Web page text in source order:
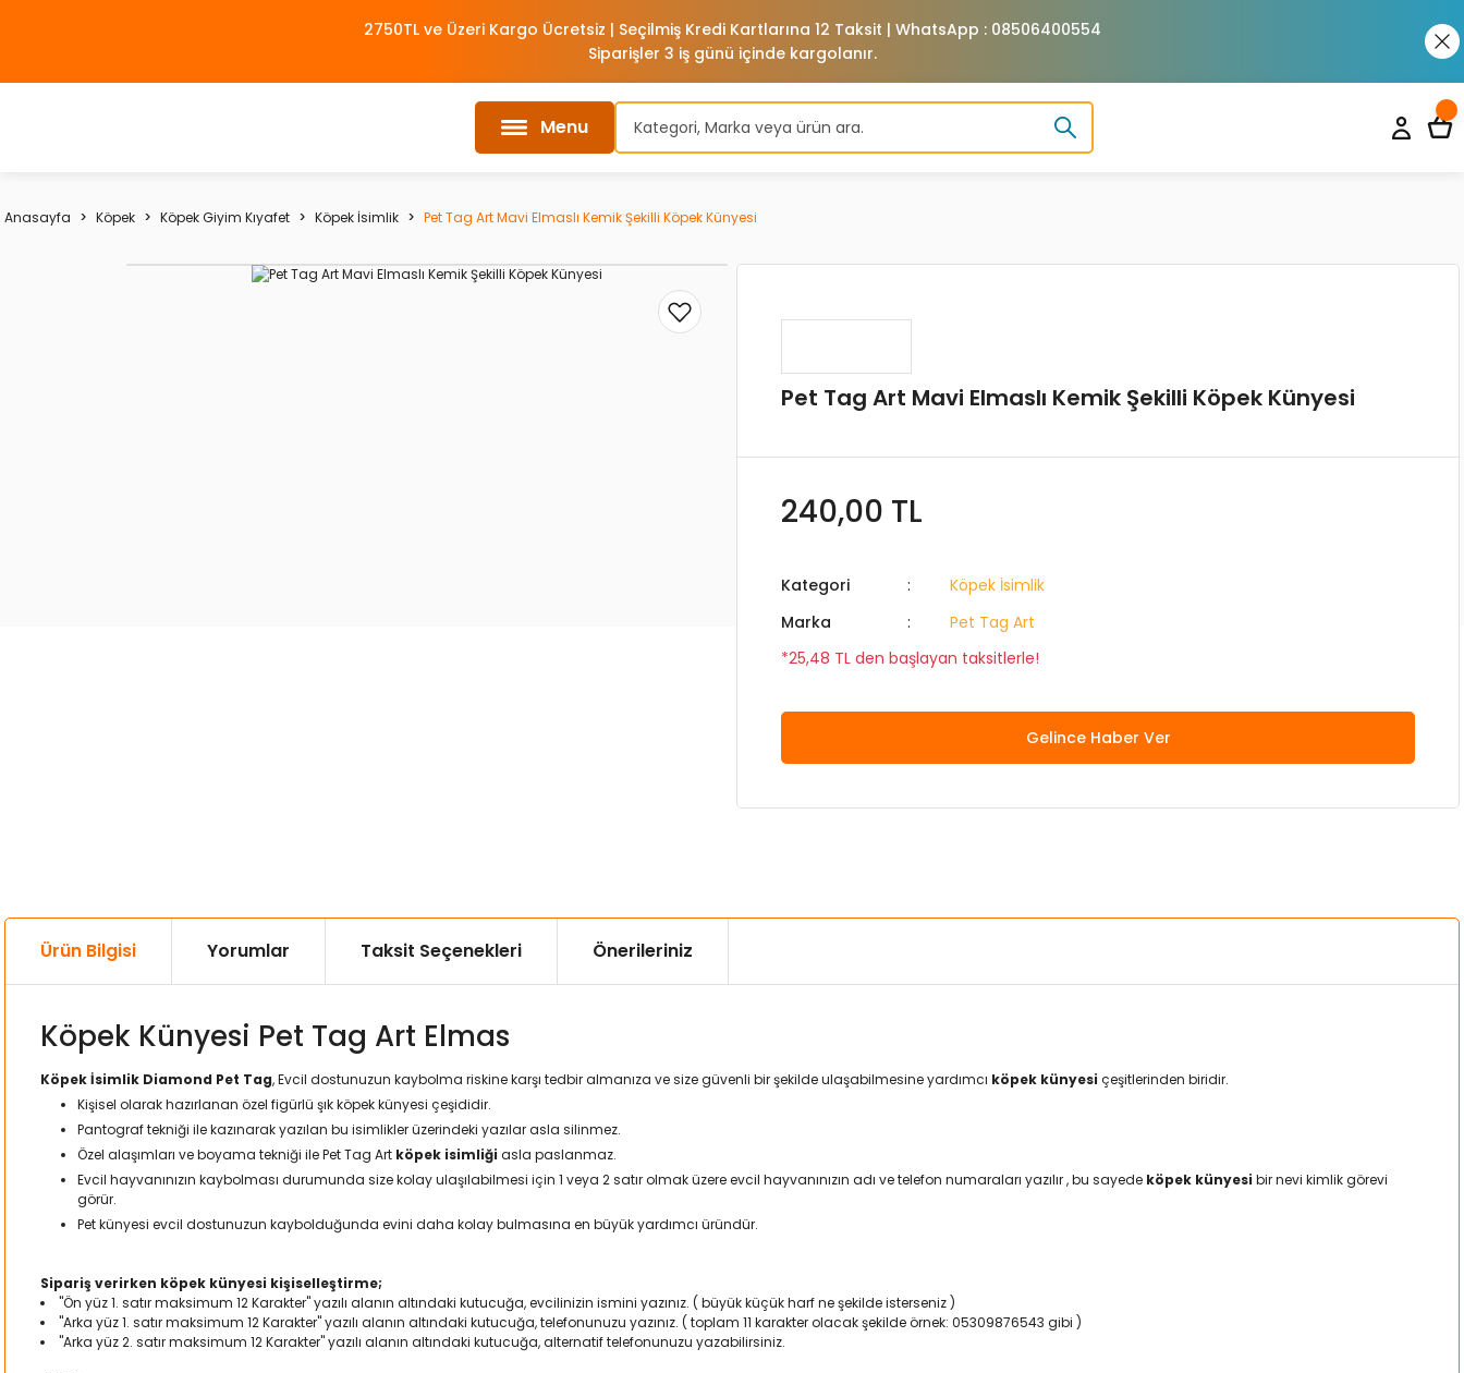
2750TL ve Üzeri Kargo Ücretsiz | Seçilmiş Kredi Kartlarına 12 Taksit | WhatsApp : 08506400554
Siparişler 3 iş günü içinde kargolanır.
Menu
Anasayfa Köpek Köpek Giyim Kıyafet Köpek İsimlik Pet Tag Art Mavi Elmaslı Kemik Şekilli Köpek Künyesi
Pet Tag Art Mavi Elmaslı Kemik Şekilli Köpek Künyesi
240,00 TL
Kategori
Köpek İsimlik
Marka
Pet Tag Art
*25,48 TL den başlayan taksitlerle!
Gelince Haber Ver
Ürün Bilgisi Yorumlar Taksit Seçenekleri Önerileriniz
Köpek Künyesi Pet Tag Art Elmas
Köpek İsimlik Diamond Pet Tag, Evcil dostunuzun kaybolma riskine karşı tedbir almanıza ve size güvenli bir şekilde ulaşabilmesine yardımcı köpek künyesi çeşitlerinden biridir.
Kişisel olarak hazırlanan özel figürlü şık köpek künyesi çeşididir.
Pantograf tekniği ile kazınarak yazılan bu isimlikler üzerindeki yazılar asla silinmez.
Özel alaşımları ve boyama tekniği ile Pet Tag Art köpek isimliği asla paslanmaz.
Evcil hayvanınızın kaybolması durumunda size kolay ulaşılabilmesi için 1 veya 2 satır olmak üzere evcil hayvanınızın adı ve telefon numaraları yazılır , bu sayede köpek künyesi bir nevi kimlik görevi
görür.
Pet künyesi evcil dostunuzun kaybolduğunda evini daha kolay bulmasına en büyük yardımcı üründür.
Sipariş verirken köpek künyesi kişiselleştirme;
"Ön yüz 1. satır maksimum 12 Karakter" yazılı alanın altındaki kutucuğa, evcilinizin ismini yazınız. ( büyük küçük harf ne şekilde isterseniz )
"Arka yüz 1. satır maksimum 12 Karakter" yazılı alanın altındaki kutucuğa, telefonunuzu yazınız. ( toplam 11 karakter olacak şekilde örnek: 05309876543 gibi )
"Arka yüz 2. satır maksimum 12 Karakter" yazılı alanın altındaki kutucuğa, alternatif telefonunuzu yazabilirsiniz.